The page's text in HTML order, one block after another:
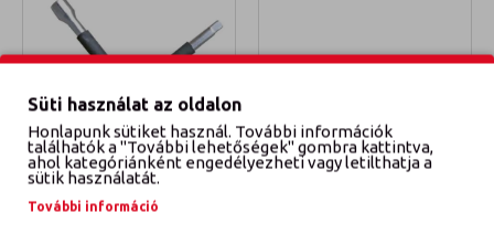
C6783
Süti használat az oldalon
Honlapunk sütiket használ. További információk
találhatók a "További lehetőségek" gombra kattintva,
ahol kategóriánként engedélyezheti vagy letilthatja a
sütik használatát.
További információ